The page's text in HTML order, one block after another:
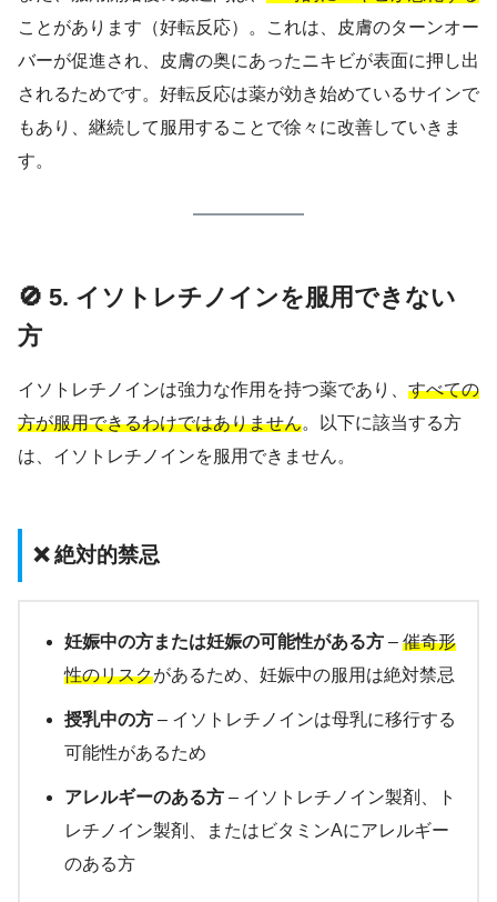
ことがあります（好転反応）。これは、皮膚のターンオー
バーが促進され、皮膚の奥にあったニキビが表面に押し出
されるためです。好転反応は薬が効き始めているサインで
もあり、継続して服用することで徐々に改善していきま
す。
🚫 5. イソトレチノインを服用できない
方
イソトレチノインは強力な作用を持つ薬であり、 すべての
方が服用できるわけではありません。以下に該当する方
は、イソトレチノインを服用できません。
❌ 絶対的禁忌
妊娠中の方または妊娠の可能性がある方 – 催奇形
性のリスクがあるため、妊娠中の服用は絶対禁忌
授乳中の方 – イソトレチノインは母乳に移行する
可能性があるため
アレルギーのある方 – イソトレチノイン製剤、ト
レチノイン製剤、またはビタミンAにアレルギー
のある方